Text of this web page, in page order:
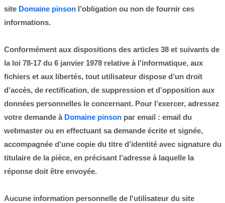
site Domaine pinsonl’obligation ou non de fournir ces
informations.
Conformément aux dispositions des articles 38 et suivants de
la loi 78-17 du 6 janvier 1978 relative à l’informatique, aux
fichiers et aux libertés, tout utilisateur dispose d’un droit
d’accès, de rectification, de suppression et d’opposition aux
données personnelles le concernant. Pour l’exercer, adressez
votre demande à Domaine pinsonpar email : email du
webmaster ou en effectuant sa demande écrite et signée,
accompagnée d’une copie du titre d’identité avec signature du
titulaire de la pièce, en précisant l’adresse à laquelle la
réponse doit être envoyée.
Aucune information personnelle de l'utilisateur du site